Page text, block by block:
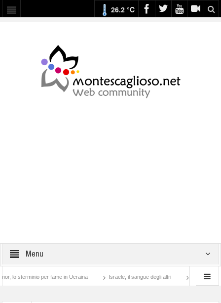
26.2 °C
Menu
per fame in Ucraina Israele, il sangue degli altri Lotta di classe…